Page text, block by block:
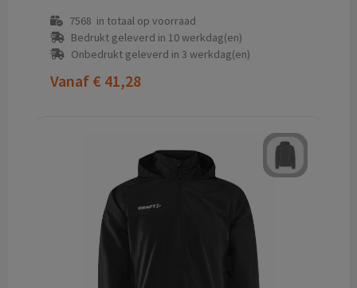
7568 in totaal op voorraad
Bedrukt geleverd in 10 werkdag(en)
Onbedrukt geleverd in 3 werkdag(en)
Vanaf € 41,28